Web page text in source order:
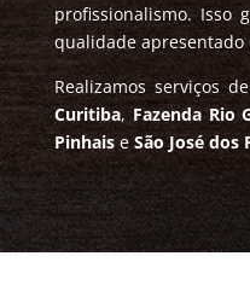
profissionalismo. Isso
qualidade apresentado
Realizamos serviços de
Curitiba, Fazenda Rio
PinhaiseSão José dos